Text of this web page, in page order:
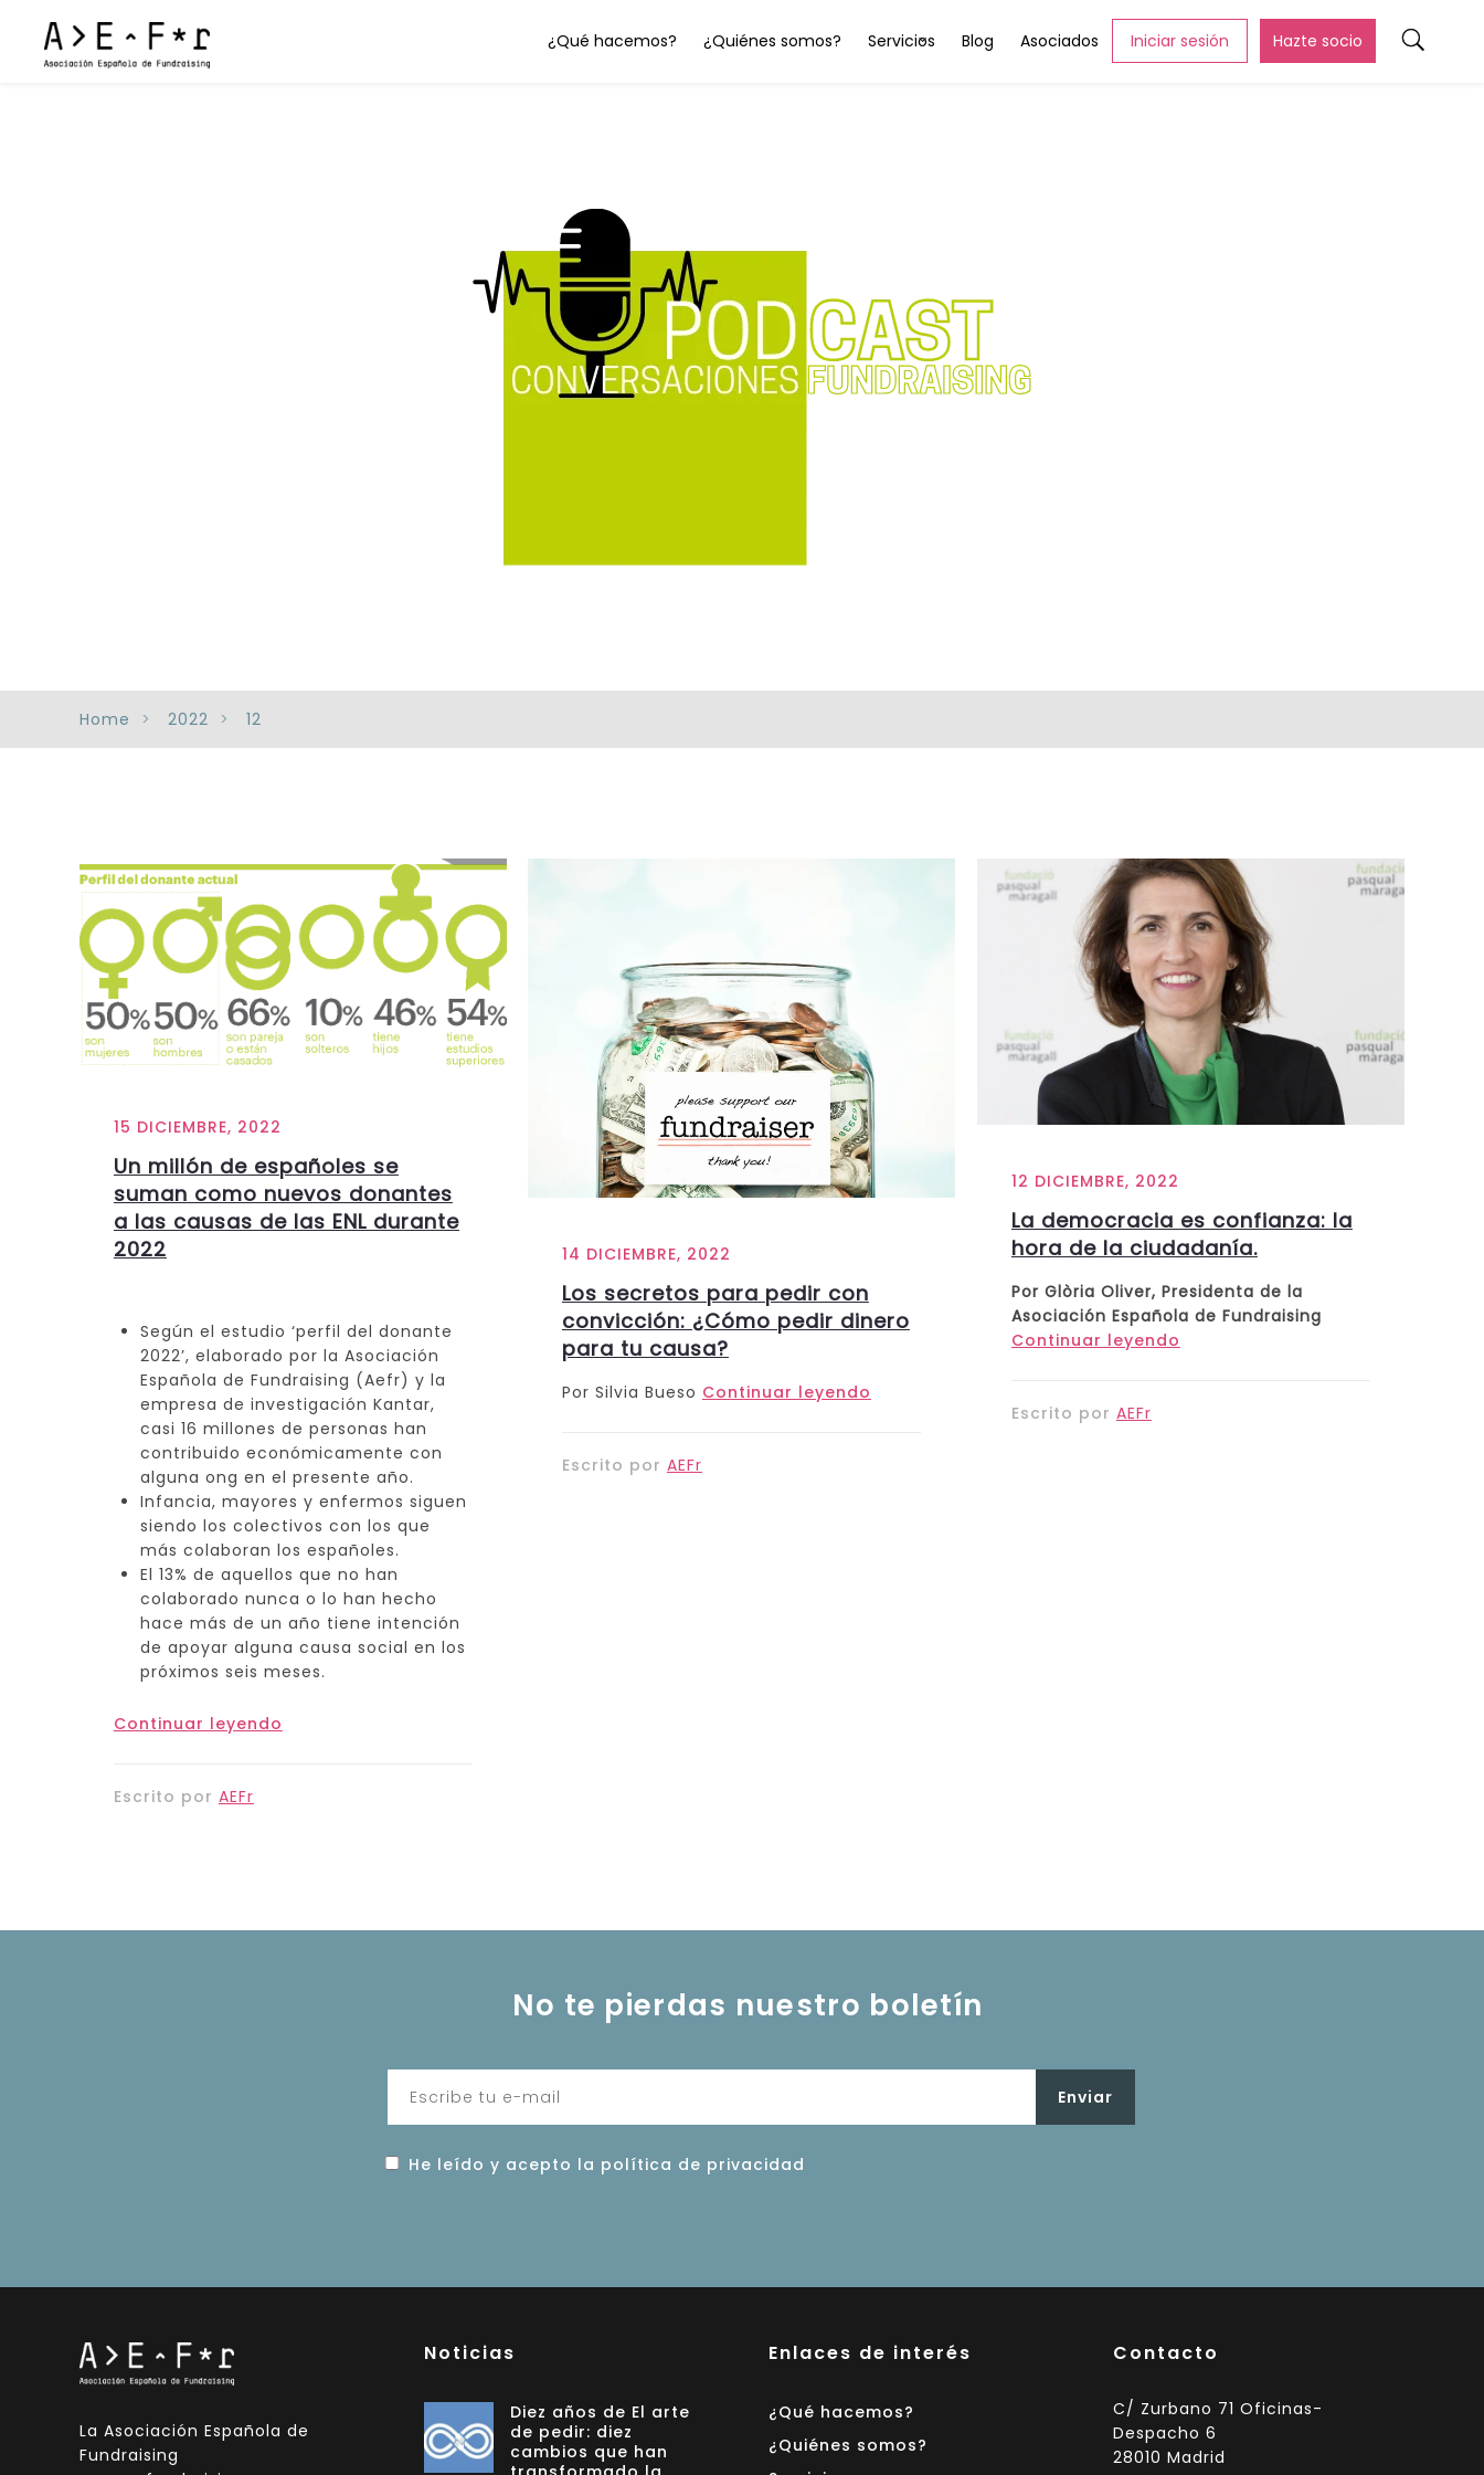
¿Qué hacemos? ¿Quiénes somos? Servicios Blog Asociados Iniciar sesión Hazte socio
Home 2022 12
15 DICIEMBRE, 2022
Un millón de españoles se
suman como nuevos donantes
a las causas de las ENL durante
2022
Según el estudio ‘perfil del donante
2022’, elaborado por la Asociación
Española de Fundraising (Aefr) y la
empresa de investigación Kantar,
casi 16 millones de personas han
contribuido económicamente con
alguna ong en el presente año.
Infancia, mayores y enfermos siguen
siendo los colectivos con los que
más colaboran los españoles.
El 13% de aquellos que no han
colaborado nunca o lo han hecho
hace más de un año tiene intención
de apoyar alguna causa social en los
próximos seis meses.
Continuar leyendo
Escrito por AEFr
14 DICIEMBRE, 2022
Los secretos para pedir con
convicción: ¿Cómo pedir dinero
para tu causa?
Por Silvia Bueso Continuar leyendo
Escrito por AEFr
12 DICIEMBRE, 2022
La democracia es confianza: la
hora de la ciudadanía.
Por Glòria Oliver, Presidenta de la
Asociación Española de Fundraising
Continuar leyendo
Escrito por AEFr
No te pierdas nuestro boletín
He leído y acepto la política de privacidad
La Asociación Española de
Fundraising
Noticias
Diez años de El arte
de pedir: diez
cambios que han
Enlaces de interés
¿Qué hacemos?
¿Quiénes somos?
Contacto
C/ Zurbano 71 Oficinas-
Despacho 6
28010 Madrid